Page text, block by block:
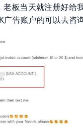
板当天就注册好给
告账户的可以去咨询